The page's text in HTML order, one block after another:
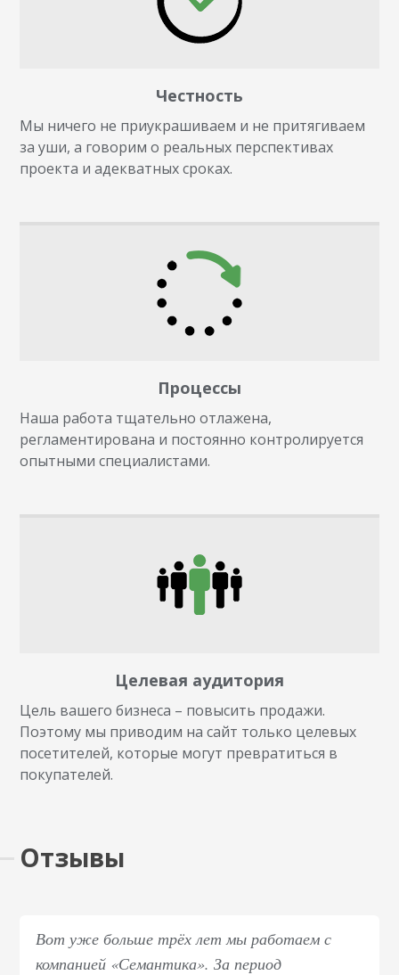
Честность
Мы ничего не приукрашиваем и не притягиваем
за уши, а говорим о реальных перспективах
проекта и адекватных сроках.
Процессы
Наша работа тщательно отлажена,
регламентирована и постоянно контролируется
опытными специалистами.
Целевая аудитория
Цель вашего бизнеса – повысить продажи.
Поэтому мы приводим на сайт только целевых
посетителей, которые могут превратиться в
покупателей.
Отзывы
Вот уже больше трёх лет мы работаем с
компанией «Семантика». За период